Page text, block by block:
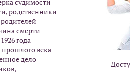
родственники
смерти
года
прошлого века
дело